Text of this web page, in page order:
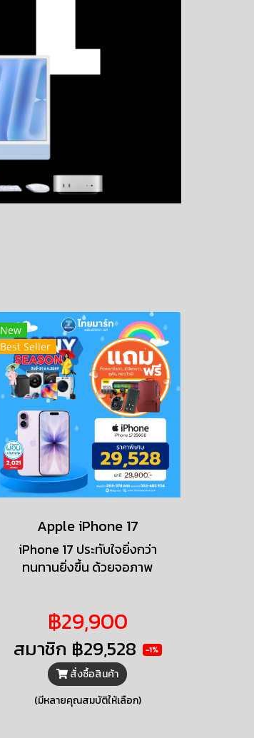
New
Best Seller
Apple iPhone 17
iPhone 17 ประทับใจยิ่งกว่า
ทนทานยิ่งขึ้น ด้วยจอภาพ
48MP ทั้งหมด กล้องหน้า
Center Stage ชิป A19 และอีก
มากมาย iPhone 17 มาใน 5 สีสัน
สุดสวยและด้านหน้าแบบ
Ceramic Shield 2 ที่ทนการขีด
ข่วนได้ดีขึ้น 3 เท่า
฿29,900
สมาชิก ฿29,528 -1%
สั่งซื้อสินค้า
(มีหลายคุณสมบัติให้เลือก)